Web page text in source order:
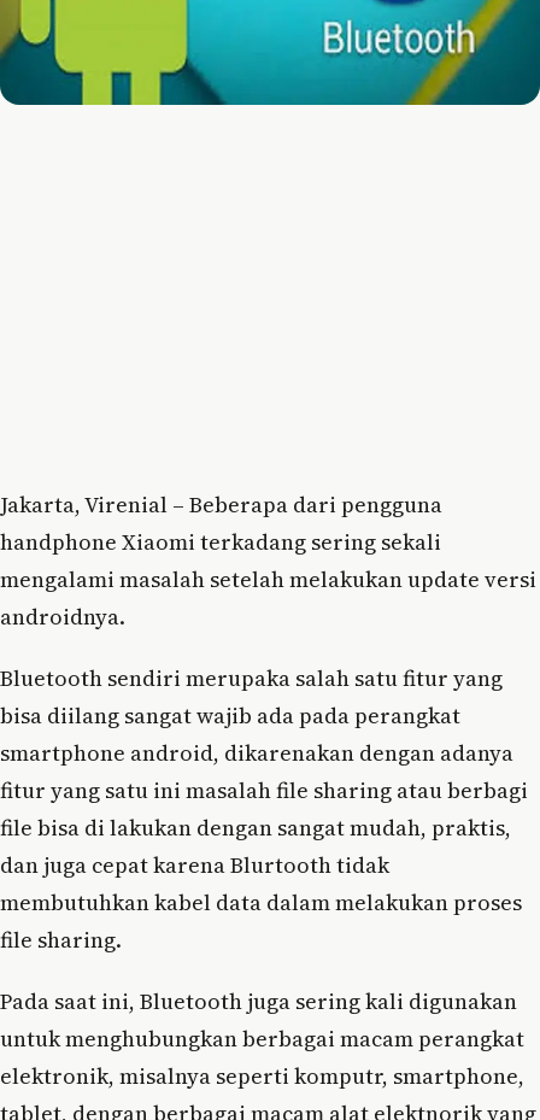
Jakarta, Virenial – Beberapa dari pengguna
handphone Xiaomi terkadang sering sekali
mengalami masalah setelah melakukan update versi
androidnya.
Bluetooth sendiri merupaka salah satu fitur yang
bisa diilang sangat wajib ada pada perangkat
smartphone android, dikarenakan dengan adanya
fitur yang satu ini masalah file sharing atau berbagi
file bisa di lakukan dengan sangat mudah, praktis,
dan juga cepat karena Blurtooth tidak
membutuhkan kabel data dalam melakukan proses
file sharing.
Pada saat ini, Bluetooth juga sering kali digunakan
untuk menghubungkan berbagai macam perangkat
elektronik, misalnya seperti komputr, smartphone,
tablet, dengan berbagai macam alat elektnorik yang